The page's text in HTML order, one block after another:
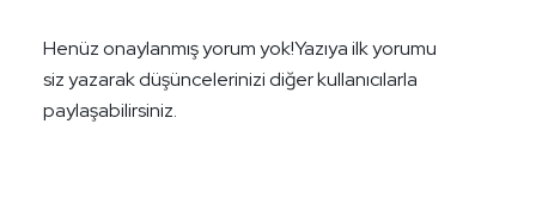
Henüz onaylanmış yorum yok!Yazıya ilk yorumu
siz yazarak düşüncelerinizi diğer kullanıcılarla
paylaşabilirsiniz.